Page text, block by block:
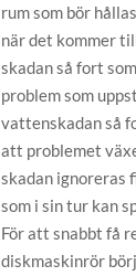
rum som bör
när det kommer
skadan så fort
problem som
vattenskadan så
att problemet
skadan ignoreras
som i sin tur kan
För att snabbt få
diskmaskinrör